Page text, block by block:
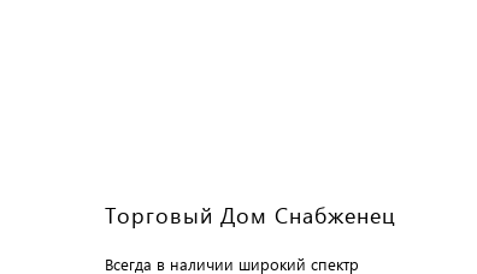
Торговый Дом Снабженец
Всегда в наличии широкий спектр